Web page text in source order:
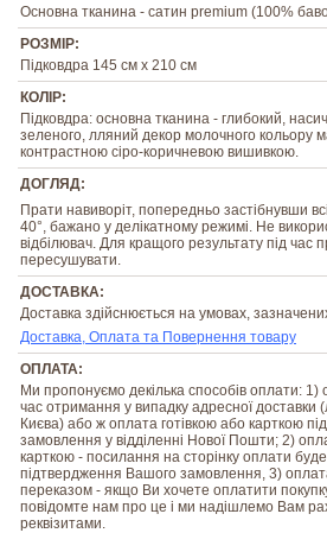
Основна тканина - сатин premium (100%
РОЗМІР:
Підковдра 145 см х 210 см
КОЛІР:
Підковдра: основна тканина - глибокий,
зеленого, лляний декор молочного кольору
контрастною сіро-коричневою вишивкою.
ДОГЛЯД:
Прати навиворіт, попередньо застібнувши
40°, бажано у делікатному режимі. Не
відбілювач. Для кращого результату під час
пересушувати.
ДОСТАВКА:
Доставка здійснюється на умовах,
Доставка, Оплата та Повернення товару
ОПЛАТА:
Ми пропонуємо декілька способів оплати: 1)
час отримання у випадку адресної доставки
Києва) або ж оплата готівкою або карткою
замовлення у відділенні Нової Пошти; 2)
карткою - посилання на сторінку оплати
підтвердження Вашого замовлення, 3)
переказом - якщо Ви хочете оплатити
повідомте нам про це і ми надішлемо Вам
реквізитами.